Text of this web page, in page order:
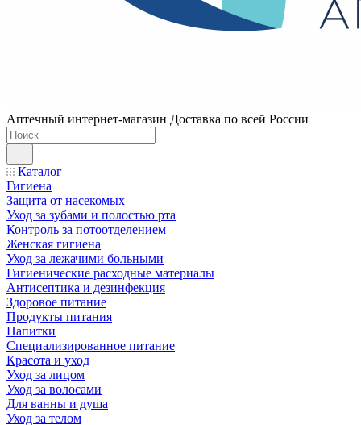
Аптечный интернет-магазин Доставка по всей России
Каталог
Гигиена
Защита от насекомых
Уход за зубами и полостью рта
Контроль за потоотделением
Женская гигиена
Уход за лежачими больными
Гигиенические расходные материалы
Антисептика и дезинфекция
Здоровое питание
Продукты питания
Напитки
Специализированное питание
Красота и уход
Уход за лицом
Уход за волосами
Для ванны и душа
Уход за телом